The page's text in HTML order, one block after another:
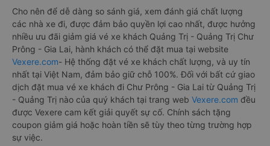
Cho nên để dễ dàng so sánh giá, xem đánh giá chất lượng
các nhà xe đi, được đảm bảo quyền lợi cao nhất, được hưởng
nhiều ưu đãi giảm giá vé xe khách Quảng Trị - Quảng Trị Chư
Prông - Gia Lai, hành khách có thể đặt mua tại website
Vexere.com- Hệ thống đặt vé xe khách chất lượng, và uy tín
nhất tại Việt Nam, đảm bảo giữ chỗ 100%. Đối với bất cứ giao
dịch đặt mua vé xe khách đi Chư Prông - Gia Lai từ Quảng Trị
- Quảng Trị nào của quý khách tại trang web Vexere.com đều
được Vexere cam kết giải quyết sự cố. Chính sách tặng
coupon giảm giá hoặc hoàn tiền sẽ tùy theo từng trường hợp
sự việc.